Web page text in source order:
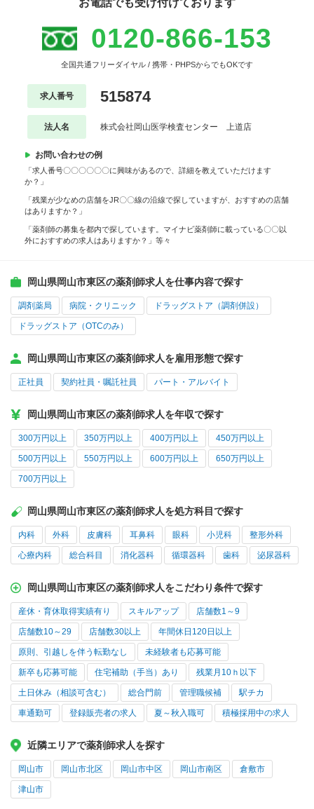
お電話でも受け付けております
0120-866-153
全国共通フリーダイヤル / 携帯・PHPSからでもOKです
求人番号 515874
法人名 株式会社岡山医学検査センター 上道店
お問い合わせの例
「求人番号〇〇〇〇〇〇に興味があるので、詳細を教えていただけます
か？」
「残業が少なめの店舗をJR〇〇線の沿線で探していますが、おすすめの店舗
はありますか？」
「薬剤師の募集を都内で探しています。マイナビ薬剤師に載っている〇〇以
外におすすめの求人はありますか？」等々
岡山県岡山市東区の薬剤師求人を仕事内容で探す
調剤薬局 病院・クリニック ドラッグストア（調剤併設）
ドラッグストア（OTCのみ）
岡山県岡山市東区の薬剤師求人を雇用形態で探す
正社員 契約社員・嘱託社員 パート・アルバイト
岡山県岡山市東区の薬剤師求人を年収で探す
300万円以上 350万円以上 400万円以上 450万円以上
500万円以上 550万円以上 600万円以上 650万円以上
700万円以上
岡山県岡山市東区の薬剤師求人を処方科目で探す
内科 外科 皮膚科 耳鼻科 眼科 小児科 整形外科
心療内科 総合科目 消化器科 循環器科 歯科 泌尿器科
岡山県岡山市東区の薬剤師求人をこだわり条件で探す
産休・育休取得実績有り スキルアップ 店舗数1～9
店舗数10～29 店舗数30以上 年間休日120日以上
原則、引越しを伴う転勤なし 未経験者も応募可能
新卒も応募可能 住宅補助（手当）あり 残業月10ｈ以下
土日休み（相談可含む） 総合門前 管理職候補 駅チカ
車通勤可 登録販売者の求人 夏～秋入職可 積極採用中の求人
近隣エリアで薬剤師求人を探す
岡山市 岡山市北区 岡山市中区 岡山市南区 倉敷市
津山市